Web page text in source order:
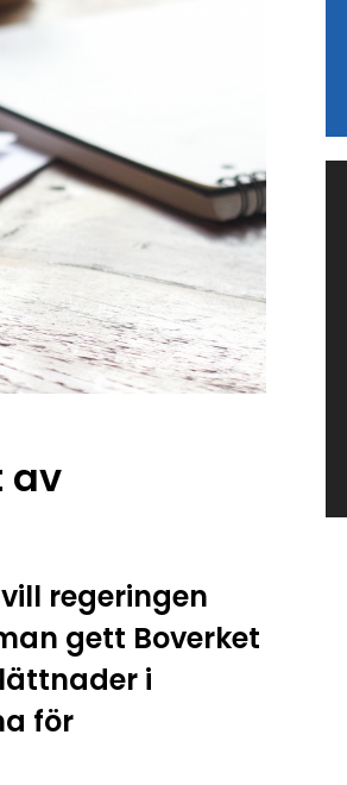
av
regeringen
gett Boverket
i
för